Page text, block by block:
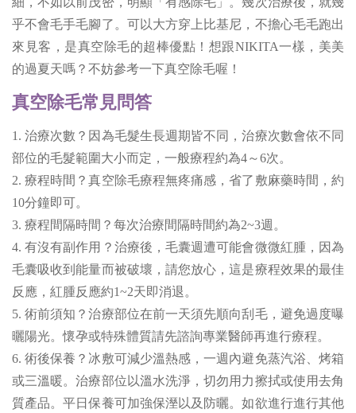
乎不會毛手毛腳了。可以大方穿上比基尼，不擔心毛毛跑出
來見客，是真空除毛的超棒優點！想跟NIKITA一樣，美美
的過夏天嗎？不妨參考一下真空除毛喔！
真空除毛常見問答
1. 治療次數？因為毛髮生長週期皆不同，治療次數會依不同
部位的毛髮範圍大小而定，一般療程約為4～6次。
2. 療程時間？真空除毛療程無疼痛感，省了敷麻藥時間，約
10分鐘即可。
3. 療程間隔時間？每次治療間隔時間約為2~3週。
4. 有沒有副作用？治療後，毛囊週遭可能會微微紅腫，因為
毛囊吸收到能量而被破壞，請您放心，這是療程效果的最佳
反應，紅腫反應約1~2天即消退。
5. 術前須知？治療部位在前一天須先順向刮毛，避免過度曝
曬陽光。懷孕或特殊體質請先諮詢專業醫師再進行療程。
6. 術後保養？冰敷可減少溫熱感，一週內避免蒸汽浴、烤箱
或三溫暖。治療部位以溫水洗淨，切勿用力擦拭或使用去角
質產品。平日保養可加強保溼以及防曬。如欲進行進行其他